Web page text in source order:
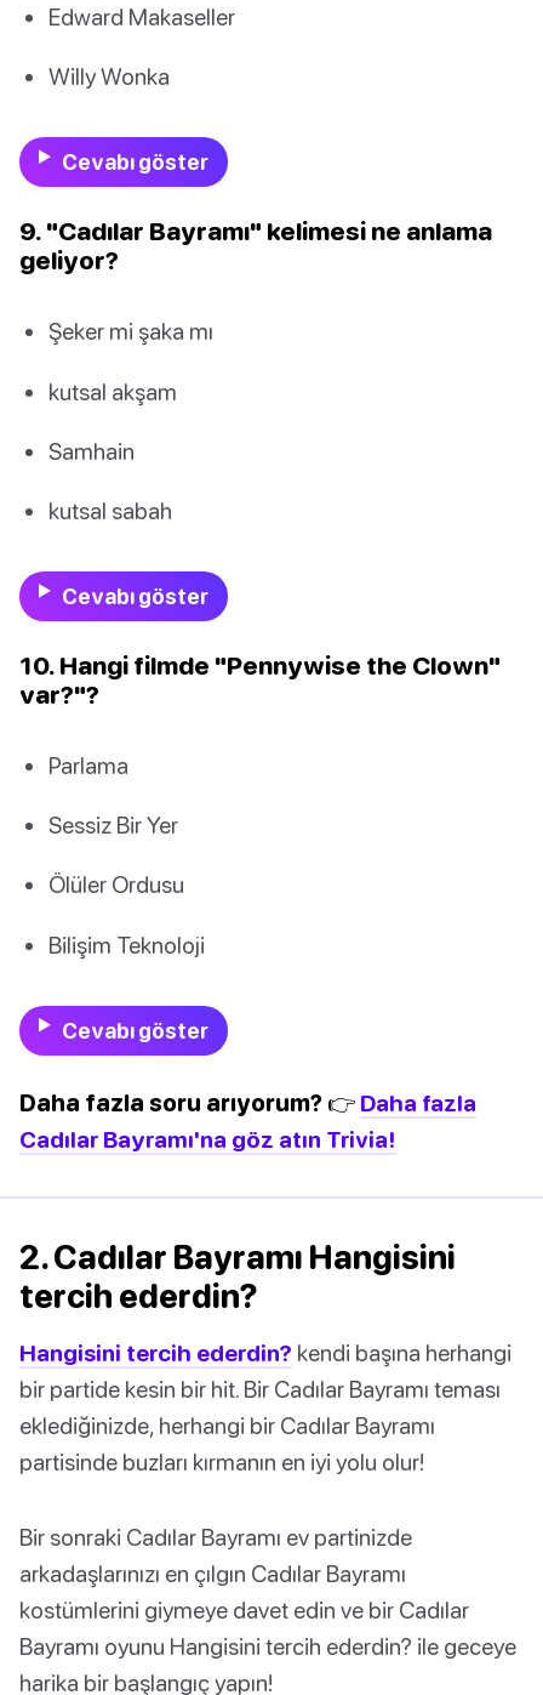
Edward Makaseller
Willy Wonka
Cevabı göster
9. "Cadılar Bayramı" kelimesi ne anlama
geliyor?
Şeker mi şaka mı
kutsal akşam
Samhain
kutsal sabah
Cevabı göster
10. Hangi filmde "Pennywise the Clown"
var?"?
Parlama
Sessiz Bir Yer
Ölüler Ordusu
Bilişim Teknoloji
Cevabı göster
Daha fazla soru arıyorum? 👉 Daha fazla
Cadılar Bayramı'na göz atın Trivia!
2. Cadılar Bayramı Hangisini
tercih ederdin?
Hangisini tercih ederdin? kendi başına herhangi
bir partide kesin bir hit. Bir Cadılar Bayramı teması
eklediğinizde, herhangi bir Cadılar Bayramı
partisinde buzları kırmanın en iyi yolu olur!
Bir sonraki Cadılar Bayramı ev partinizde
arkadaşlarınızı en çılgın Cadılar Bayramı
kostümlerini giymeye davet edin ve bir Cadılar
Bayramı oyunu Hangisini tercih ederdin? ile geceye
harika bir başlangıç yapın!